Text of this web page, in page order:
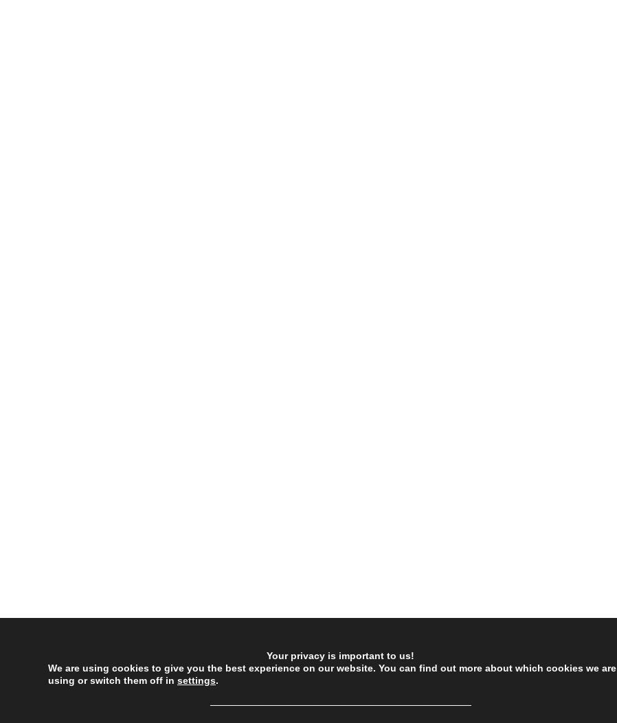
Your privacy is important to us!
We are using cookies to give you the best experience on our website. You can find out more about which cookies we are
using or switch them off in settings.
──────────────────────────────────────